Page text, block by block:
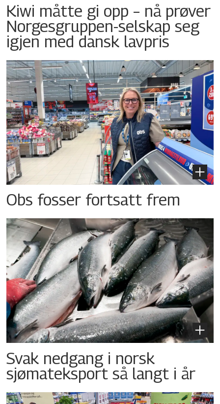
Kiwi måtte gi opp – nå prøver
Norgesgruppen-selskap seg
igjen med dansk lavpris
Obs fosser fortsatt frem
Svak nedgang i norsk
sjømateksport så langt i år